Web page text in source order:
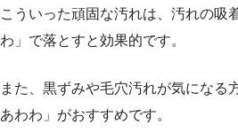
こういった頑固な汚れは、汚れの吸
わ」で落とすと効果的です。
また、黒ずみや毛穴汚れが気になる
あわわ」がおすすめです。